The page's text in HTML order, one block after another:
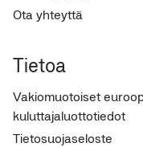
Ota yhteyttä
Tietoa
Vakiomuotoiset
kuluttajaluottotiedot
Tietosuojaseloste